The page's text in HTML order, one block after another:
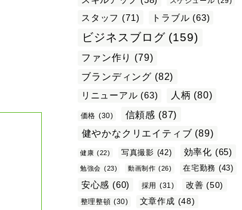
スタッフ (71) トラブル (63)
ビジネスブログ (159)
ファン作り
(79)
ブランディング (82)
リニューアル (63) 人柄 (80)
価格 (30) 信頼感 (87)
健やかなクリエイティブ (89)
健康 (22) 写真撮影 (42) 効率化 (65)
勉強会 (23) 動画制作 (26) 在宅勤務 (43)
安心感 (60) 採用 (31) 改善 (50)
整理整頓 (30) 文章作成 (48)